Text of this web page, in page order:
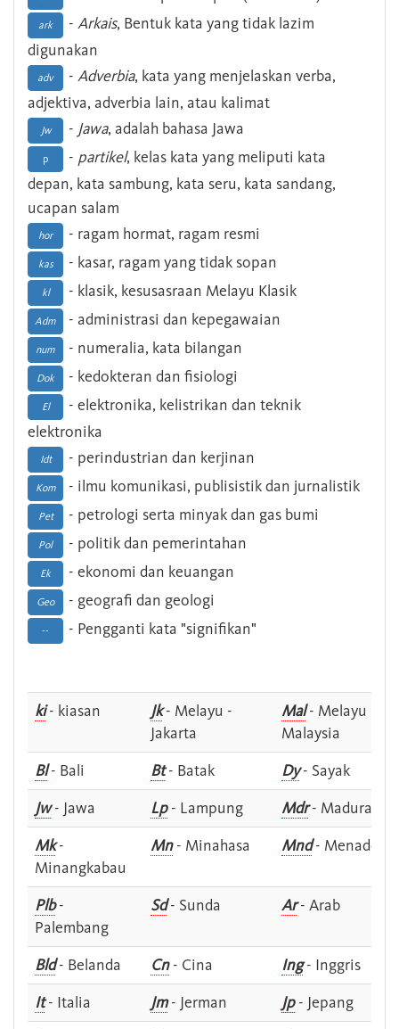
ark - Arkais, Bentuk kata yang tidak lazim
digunakan
adv - Adverbia, kata yang menjelaskan verba,
adjektiva, adverbia lain, atau kalimat
Jw - Jawa, adalah bahasa Jawa
p - partikel, kelas kata yang meliputi kata
depan, kata sambung, kata seru, kata sandang,
ucapan salam
hor - ragam hormat, ragam resmi
kas - kasar, ragam yang tidak sopan
kl - klasik, kesusasraan Melayu Klasik
Adm - administrasi dan kepegawaian
num - numeralia, kata bilangan
Dok - kedokteran dan fisiologi
El
- elektronika, kelistrikan dan teknik
elektronika
Idt - perindustrian dan kerjinan
Kom - ilmu komunikasi, publisistik dan jurnalistik
Pet - petrologi serta minyak dan gas bumi
Pol - politik dan pemerintahan
Ek - ekonomi dan keuangan
Geo - geografi dan geologi
-- - Pengganti kata "signifikan"
ki- kiasan Jk- Melayu -
Jakarta
Mal- Melayu -
Malaysia
Bl- Bali Bt- Batak Dy- Sayak
Jw- Jawa Lp- Lampung Mdr- Madura
Mk-
Minangkabau
Mn- Minahasa Mnd- Menado
Plb-
Palembang
Sd- Sunda Ar- Arab
Bld- Belanda Cn- Cina Ing- Inggris
It- Italia Jm- Jerman Jp- Jepang